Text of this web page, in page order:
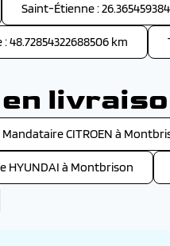
Saint-Étienne :
48.72854322688506 km
Mandataire CITROEN à
HYUNDAI à Montbrison